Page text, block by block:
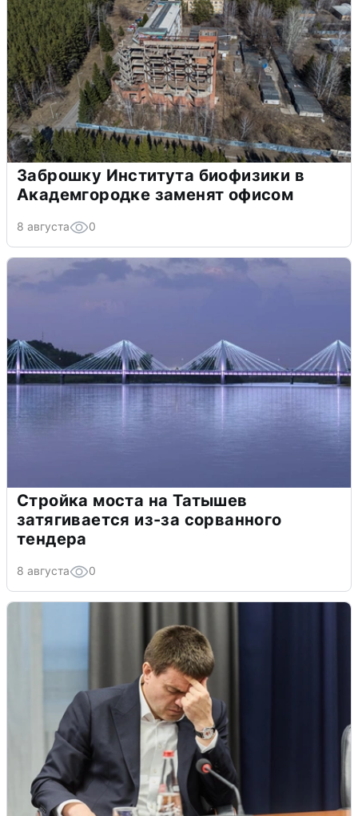
Заброшку Института биофизики в
Академгородке заменят офисом
8 августа 0
Стройка моста на Татышев
затягивается из-за сорванного
тендера
8 августа 0